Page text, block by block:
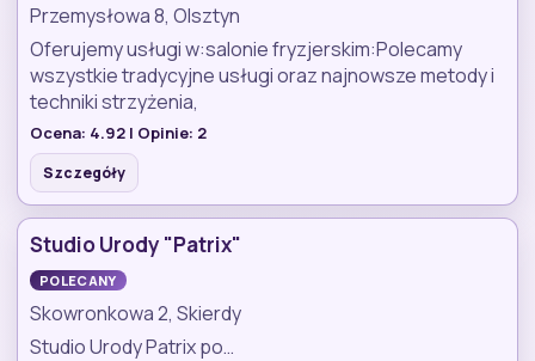
Przemysłowa 8, Olsztyn
Oferujemy usługi w:salonie fryzjerskim:Polecamy
wszystkie tradycyjne usługi oraz najnowsze metody i
techniki strzyżenia,
Ocena: 4.92 | Opinie: 2
Szczegóły
Studio Urody "Patrix"
POLECANY
Skowronkowa 2, Skierdy
Studio Urody Patrix po…